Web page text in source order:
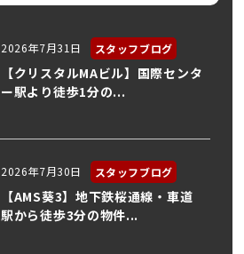
2026年7月31日 スタッフブログ
【クリスタルMAビル】国際センタ
ー駅より徒歩1分の...
2026年7月30日 スタッフブログ
【AMS葵3】地下鉄桜通線・車道
駅から徒歩3分の物件...